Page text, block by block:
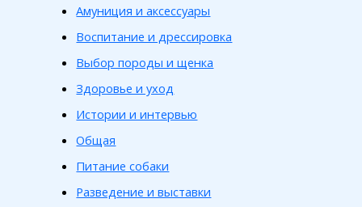
Амуниция и аксессуары
Воспитание и дрессировка
Выбор породы и щенка
Здоровье и уход
Истории и интервью
Общая
Питание собаки
Разведение и выставки